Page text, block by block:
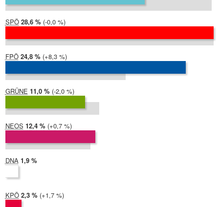
SPÖ 2024:
28,6 %
2019:
28,6 %
Differenz:
-0,0 %
FPÖ 2024:
24,8 %
2019:
16,5 %
Differenz:
+8,3 %
GRÜNE 2024:
11,0 %
2019:
12,9 %
Differenz:
-2,0 %
NEOS 2024:
12,4 %
2019:
11,7 %
Differenz:
+0,7 %
DNA 2024:
1,9 %
KPÖ 2024:
2,3 % Differenz:
+1,7 %